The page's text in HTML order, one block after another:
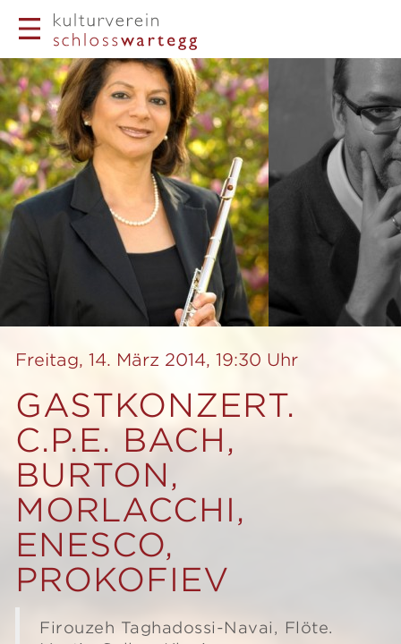
Freitag, 14. März 2014, 19:30 Uhr
GASTKONZERT.
C.P.E. BACH,
BURTON,
MORLACCHI,
ENESCO,
PROKOFIEV
Firouzeh Taghadossi-Navai, Flöte.